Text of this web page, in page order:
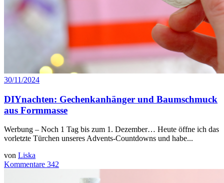
30/11/2024
DIYnachten: Gechenkanhänger und Baumschmuck
aus Formmasse
Werbung – Noch 1 Tag bis zum 1. Dezember… Heute öffne ich das
vorletzte Türchen unseres Advents-Countdowns und habe...
von Liska
Kommentare 342